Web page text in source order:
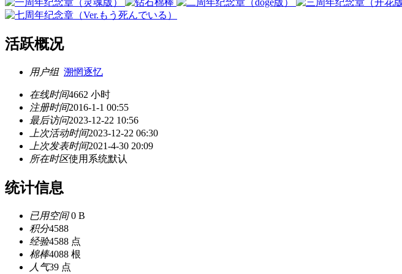
活跃概况
用户组 溯惘逐忆
在线时间4662 小时
注册时间2016-1-1 00:55
最后访问2023-12-22 10:56
上次活动时间2023-12-22 06:30
上次发表时间2021-4-30 20:09
所在时区使用系统默认
统计信息
已用空间0 B
积分4588
经验4588 点
棉棒4088 根
人气39 点